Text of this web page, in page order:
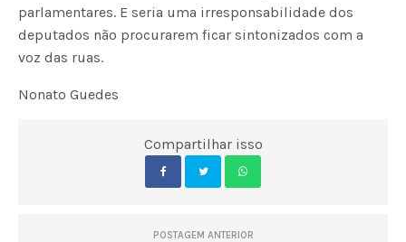
parlamentares. E seria uma irresponsabilidade dos
deputados não procurarem ficar sintonizados com a
voz das ruas.
Nonato Guedes
Compartilhar isso
POSTAGEM ANTERIOR